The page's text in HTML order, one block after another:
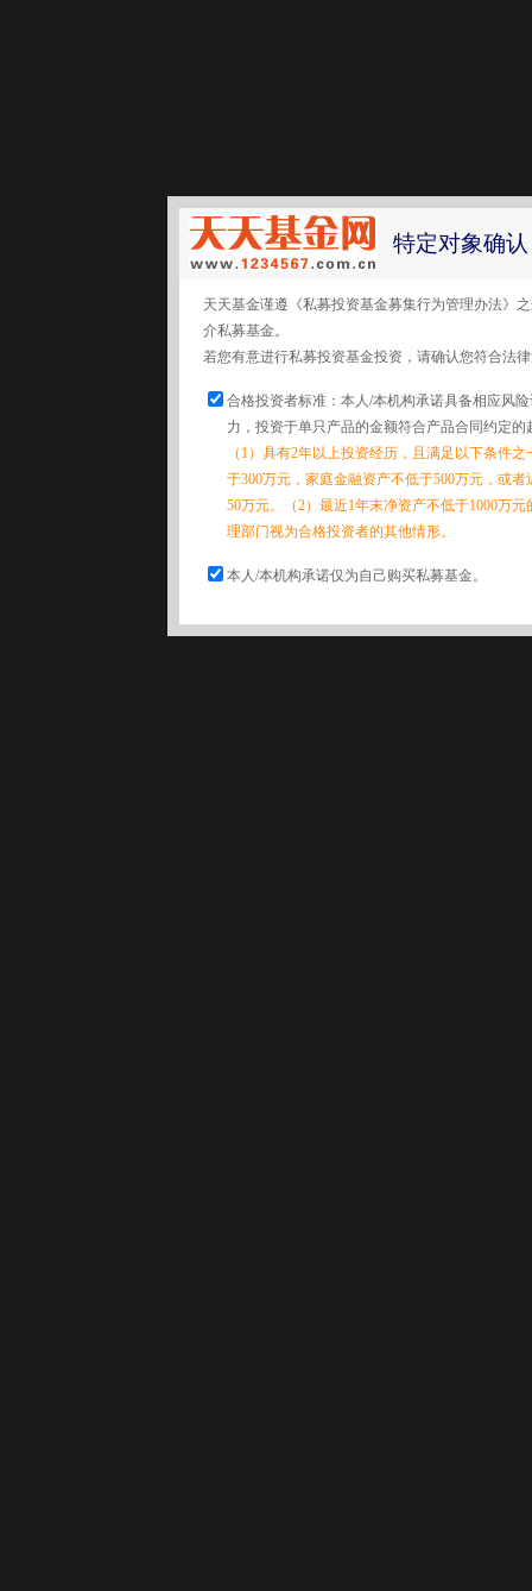
特定对象确认
天天基金谨遵《私募投资基金募集行为管理办法》
介私募基金。
若您有意进行私募投资基金投资，请确认您符合法
合格投资者标准：本人/本机构承诺具备相应风
力，投资于单只产品的金额符合产品合同约定的
（1）具有2年以上投资经历，且满足以下条件
于300万元，家庭金融资产不低于500万元，或
50万元。（2）最近1年末净资产不低于1000万
理部门视为合格投资者的其他情形。
本人/本机构承诺仅为自己购买私募基金。